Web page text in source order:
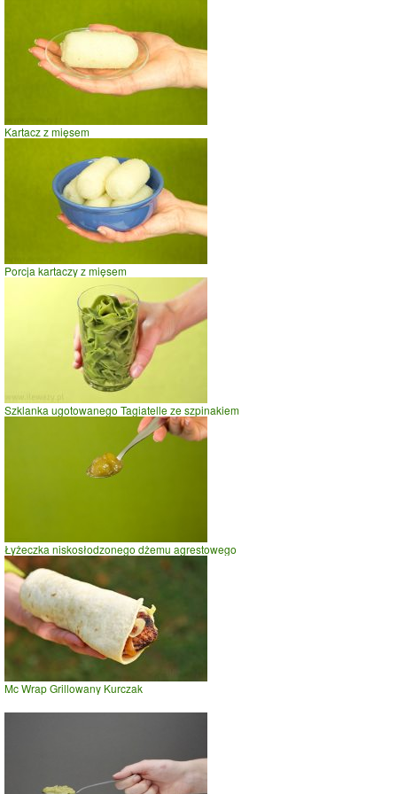
Kartacz z mięsem
Porcja kartaczy z mięsem
Szklanka ugotowanego Tagiatelle ze szpinakiem
Łyżeczka niskosłodzonego dżemu agrestowego
Mc Wrap Grillowany Kurczak